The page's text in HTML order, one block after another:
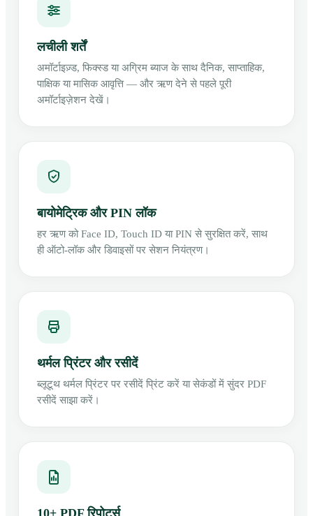
लचीली शर्तें
अमॉर्टाइज़्ड, फिक्स्ड या अग्रिम ब्याज के साथ दैनिक, साप्ताहिक,
पाक्षिक या मासिक आवृत्ति — और ऋण देने से पहले पूरी
अमॉर्टाइज़ेशन देखें।
बायोमेट्रिक और PIN लॉक
हर ऋण को Face ID, Touch ID या PIN से सुरक्षित करें, साथ
ही ऑटो-लॉक और डिवाइसों पर सेशन नियंत्रण।
थर्मल प्रिंटर और रसीदें
ब्लूटूथ थर्मल प्रिंटर पर रसीदें प्रिंट करें या सेकंडों में सुंदर PDF
रसीदें साझा करें।